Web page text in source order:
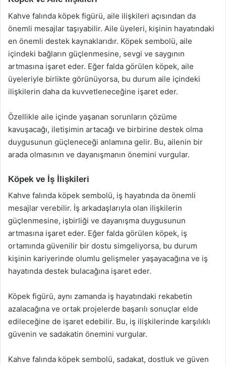
Kahve falında köpek figürü, aile ilişkileri açısından da
önemli mesajlar taşıyabilir. Aile üyeleri, kişinin hayatındaki
en önemli destek kaynaklarıdır. Köpek sembolü, aile
içindeki bağların güçlenmesine, sevgi ve saygının
artmasına işaret eder. Eğer falda görülen köpek, aile
üyeleriyle birlikte görünüyorsa, bu durum aile içindeki
ilişkilerin daha da kuvvetleneceğine işaret eder.
Özellikle aile içinde yaşanan sorunların çözüme
kavuşacağı, iletişimin artacağı ve birbirine destek olma
duygusunun güçleneceği anlamına gelir. Bu, ailenin bir
arada olmasının ve dayanışmanın önemini vurgular.
Köpek ve İş İlişkileri
Kahve falında köpek sembolü, iş hayatında da önemli
mesajlar verebilir. İş arkadaşlarıyla olan ilişkilerin
güçlenmesine, işbirliği ve dayanışma duygusunun
artmasına işaret eder. Eğer falda görülen köpek, iş
ortamında güvenilir bir dostu simgeliyorsa, bu durum
kişinin kariyerinde olumlu gelişmeler yaşayacağına ve iş
hayatında destek bulacağına işaret eder.
Köpek figürü, aynı zamanda iş hayatındaki rekabetin
azalacağına ve ortak projelerde başarılı sonuçlar elde
edileceğine de işaret edebilir. Bu, iş ilişkilerinde karşılıklı
güvenin ve sadakatin önemini vurgular.
Kahve falında köpek sembolü, sadakat, dostluk ve güven